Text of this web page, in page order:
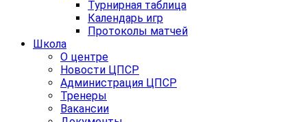
Турнирная таблица
Календарь игр
Протоколы матчей
Школа
О центре
Новости ЦПСР
Администрация ЦПСР
Тренеры
Вакансии